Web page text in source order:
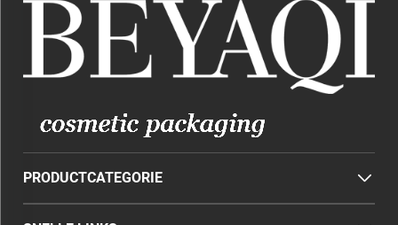
PRODUCTCATEGORIE